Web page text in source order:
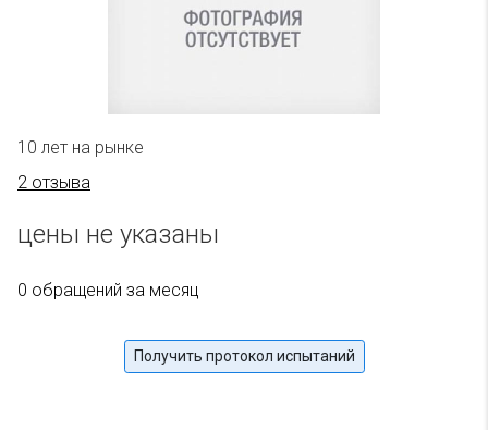
10 лет на рынке
2 отзыва
цены не указаны
0 обращений за месяц
Получить протокол испытаний